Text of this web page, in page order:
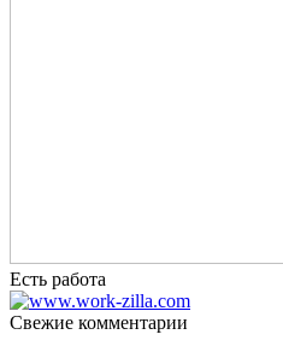
Есть работа
Свежие комментарии